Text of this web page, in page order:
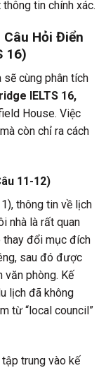
tin chính xác.
Hỏi Điển
16)
sẽ cùng phân tích
IELTS 16,
House. Việc
còn chỉ ra cách
11-12)
thông tin về lịch
nhà là rất quan
thay đổi mục đích
sau đó được
văn phòng. Kế
lịch đã không
từ “local council”
trung vào kế